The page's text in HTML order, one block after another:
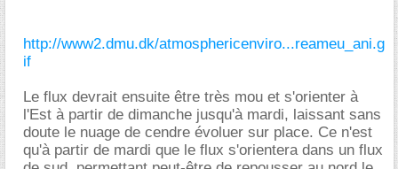
http://www2.dmu.dk/atmosphericenviro...reameu_ani.g
if
Le flux devrait ensuite être très mou et s'orienter à
l'Est à partir de dimanche jusqu'à mardi, laissant sans
doute le nuage de cendre évoluer sur place. Ce n'est
qu'à partir de mardi que le flux s'orientera dans un flux